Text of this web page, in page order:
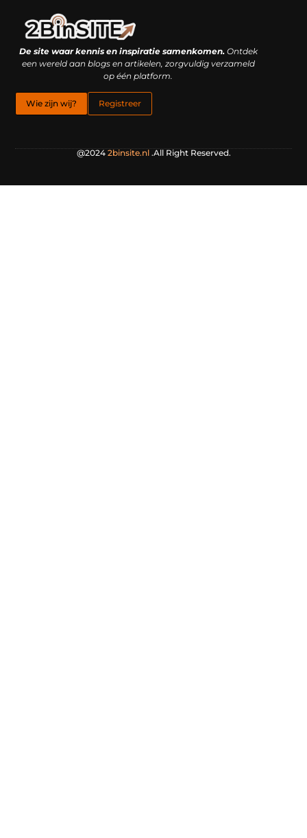
De site waar kennis en inspiratie samenkomen.Ontdek
een wereld aan blogs en artikelen, zorgvuldig verzameld
op één platform.
Wie zijn wij? Registreer
@2024 2binsite.nl.All Right Reserved.